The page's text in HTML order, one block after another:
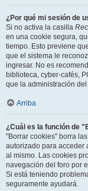
¿Por qué mi sesión de
Si no activa la casilla
en una cookie segura,
tiempo. Esto previene
que el sistema le
ingresar. No es
biblioteca, cyber-cafés,
que la administración
Arriba
¿Cuál es la función de
"Borrar cookies" borra
autorizado para acceder
al mismo. Las cookies
navegación del foro por
Si está teniendo
seguramente ayudará.